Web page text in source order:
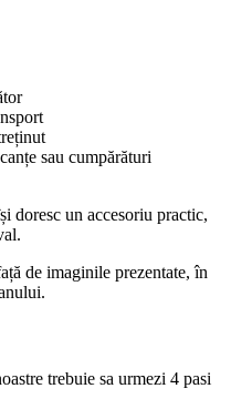
sau cumpărături
doresc un accesoriu practic,
de imaginile prezentate, în
trebuie sa urmezi 4 pasi